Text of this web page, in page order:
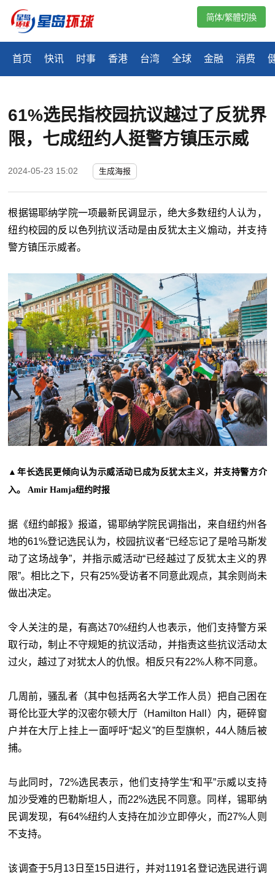
首页 快讯 时事 香港 台湾 全球 金融 消费
简体/繁體切換
61%选民指校园抗议越过了反犹界
限，七成纽约人挺警方镇压示威
2024-05-23 15:02 生成海报
根据锡耶纳学院一项最新民调显示，绝大多数纽约人认为，
纽约校园的反以色列抗议活动是由反犹太主义煽动，并支持
警方镇压示威者。
▲ 年长选民更倾向认为示威活动已成为反犹太主义，并支持警方介
入。 Amir Hamja纽约时报
据《纽约邮报》报道，锡耶纳学院民调指出，来自纽约州各
地的61%登记选民认为，校园抗议者“已经忘记了是哈马斯发
动了这场战争”，并指示威活动“已经越过了反犹太主义的界
限”。相比之下，只有25%受访者不同意此观点，其余则尚未
做出决定。
令人关注的是，有高达70%纽约人也表示，他们支持警方采
取行动，制止不守规矩的抗议活动，并指责这些抗议活动太
过火，越过了对犹太人的仇恨。相反只有22%人称不同意。
几周前，骚乱者（其中包括两名大学工作人员）把自己困在
哥伦比亚大学的汉密尔顿大厅（Hamilton Hall）内，砸碎窗
户并在大厅上挂上一面呼吁“起义”的巨型旗帜，44人随后被
捕。
与此同时，72%选民表示，他们支持学生“和平”示威以支持
加沙受难的巴勒斯坦人，而22%选民不同意。同样，锡耶纳
民调发现，有64%纽约人支持在加沙立即停火，而27%人则
不支持。
该调查于5月13日至15日进行，并对1191名登记选民进行调